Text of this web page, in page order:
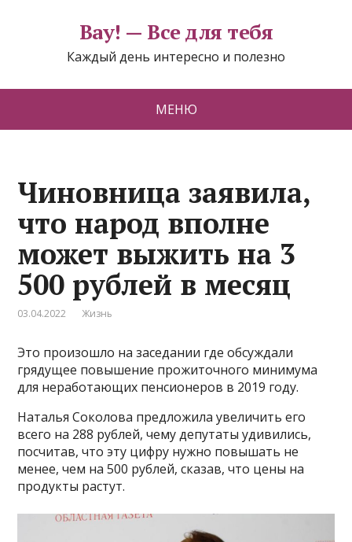
Вау! — Все для тебя
Каждый день интересно и полезно
МЕНЮ
Чиновница заявила,
что народ вполне
может выжить на 3
500 рублей в месяц
03.04.2022 Жизнь
Это произошло на заседании где обсуждали
грядущее повышение прожиточного минимума
для неработающих пенсионеров в 2019 году.
Наталья Соколова предложила увеличить его
всего на 288 рублей, чему депутаты удивились,
посчитав, что эту цифру нужно повышать не
менее, чем на 500 рублей, сказав, что цены на
продукты растут.